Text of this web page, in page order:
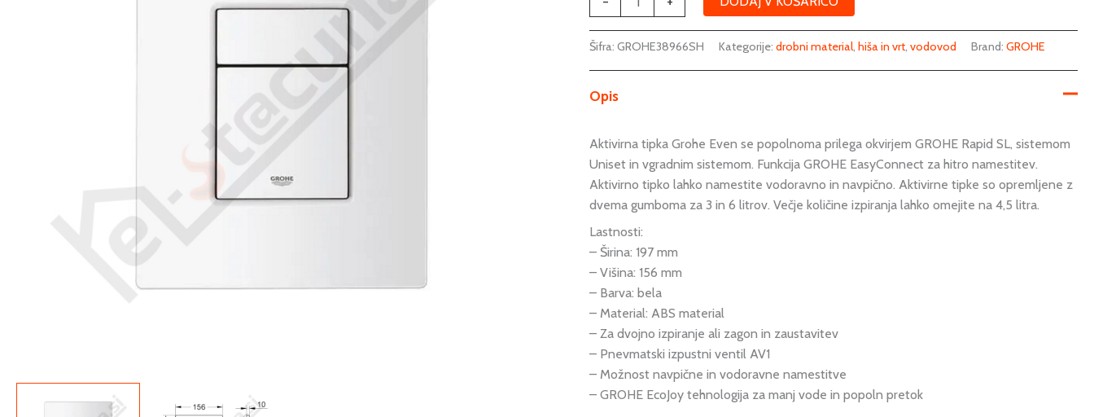
Šifra:GROHE38966SH Kategorije:drobni material,hiša in vrt,vodovod Brand:GROHE
Opis
Aktivirna tipka Grohe Even se popolnoma prilega okvirjem GROHE Rapid SL, sistemom
Uniset in vgradnim sistemom. Funkcija GROHE EasyConnect za hitro namestitev.
Aktivirno tipko lahko namestite vodoravno in navpično. Aktivirne tipke so opremljene z
dvema gumboma za 3 in 6 litrov. Večje količine izpiranja lahko omejite na 4,5 litra.
Lastnosti:
– Širina: 197 mm
– Višina: 156 mm
– Barva: bela
– Material: ABS material
– Za dvojno izpiranje ali zagon in zaustavitev
– Pnevmatski izpustni ventil AV1
– Možnost navpične in vodoravne namestitve
– GROHE EcoJoy tehnologija za manj vode in popoln pretok